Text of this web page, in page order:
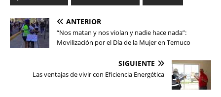
ANTERIOR
“Nos matan y nos violan y nadie hace nada”:
Movilización por el Día de la Mujer en Temuco
SIGUIENTE
Las ventajas de vivir con Eficiencia Energética